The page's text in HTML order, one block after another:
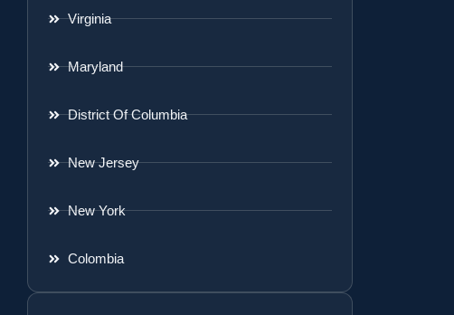
Virginia
Maryland
District Of Columbia
New Jersey
New York
Colombia